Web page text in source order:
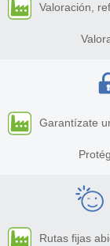
Valoración,
Garantízate
Rutas fijas